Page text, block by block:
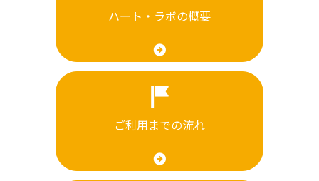
ハート・ラボの概要
ご利用までの流れ